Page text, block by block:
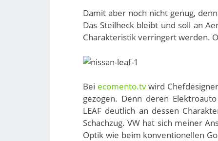
Damit aber noch nicht genug,
Das Steilheck bleibt und soll an
Charakteristik verringert werden.
Bei ecomento.tvwird
gezogen. Denn deren
LEAF deutlich an dessen
Schachzug. VW hat sich meiner
Optik wie beim konventionellen